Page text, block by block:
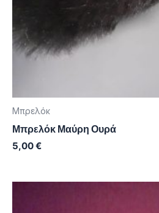
Μπρελόκ
Μπρελόκ Μαύρη Ουρά
5,00€